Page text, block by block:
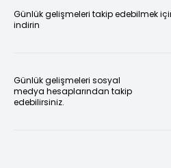
Günlük gelişmeleri takip edebilmek
indirin
Günlük gelişmeleri sosyal
medya hesaplarından takip
edebilirsiniz.